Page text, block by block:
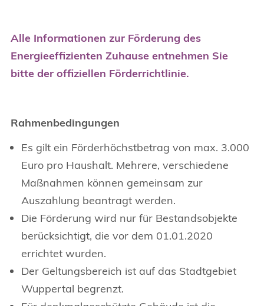
Alle Informationen zur Förderung des
Energieeffizienten Zuhause entnehmen Sie
bitte der offiziellen Förderrichtlinie.
Rahmenbedingungen
Es gilt ein Förderhöchstbetrag von max. 3.000
Euro pro Haushalt. Mehrere, verschiedene
Maßnahmen können gemeinsam zur
Auszahlung beantragt werden.
Die Förderung wird nur für Bestandsobjekte
berücksichtigt, die vor dem 01.01.2020
errichtet wurden.
Der Geltungsbereich ist auf das Stadtgebiet
Wuppertal begrenzt.